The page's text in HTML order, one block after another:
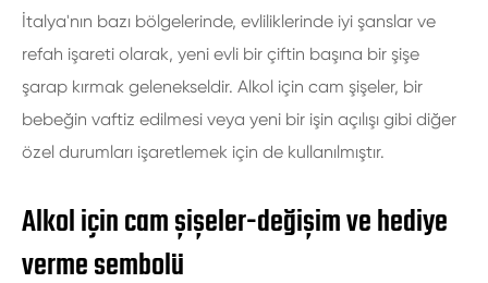
İtalya'nın bazı bölgelerinde, evliliklerinde iyi şanslar ve
refah işareti olarak, yeni evli bir çiftin başına bir şişe
şarap kırmak gelenekseldir. Alkol için cam şişeler, bir
bebeğin vaftiz edilmesi veya yeni bir işin açılışı gibi diğer
özel durumları işaretlemek için de kullanılmıştır.
Alkol için cam şişeler-değişim ve hediye
verme sembolü